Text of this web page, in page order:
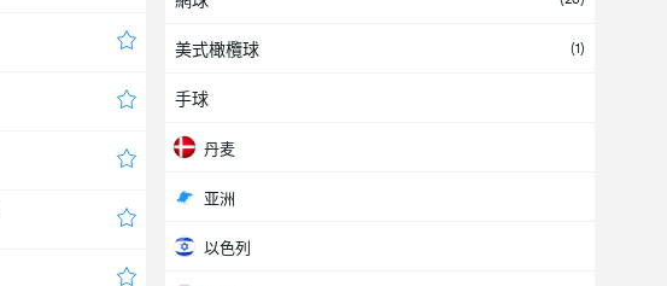
美式橄欖球 (1)
手球
丹麦
亚洲
以色列